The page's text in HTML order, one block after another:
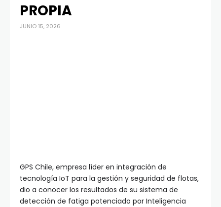
PROPIA
JUNIO 15, 2026
GPS Chile, empresa líder en integración de
tecnología IoT para la gestión y seguridad de flotas,
dio a conocer los resultados de su sistema de
detección de fatiga potenciado por Inteligencia